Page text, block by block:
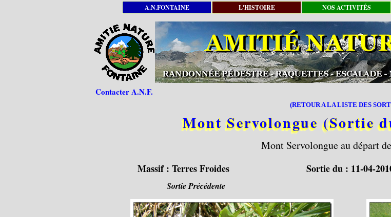
A.N.FONTAINE L'HISTOIRE NOS ACTIVITÉS
Contacter A.N.F.
(RETOUR A LA LISTE DES
Mont Servolongue (Sortie
Mont Servolongue au départ
Massif : Terres Froides Sortie du : 11-04-
Sortie Précédente